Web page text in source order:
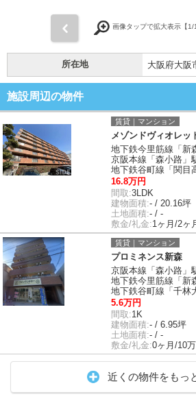
画像タップで拡大表示【1/
所在地 大阪府大阪
施設周辺の物件
賃貸｜マンション
メゾンドヴィオレッ
地下鉄今里筋線「新
京阪本線「森小路」
地下鉄谷町線「関目
16.8万円
間取:3LDK
建物面積:- / 20.16坪
土地面積:- / -
敷金/礼金:1ヶ月/2ヶ
賃貸｜マンション
プロミネンス新森
京阪本線「森小路」
地下鉄今里筋線「新
地下鉄谷町線「千林
5.6万円
間取:1K
建物面積:- / 6.95坪
土地面積:- / -
敷金/礼金:0ヶ月/10
近くの物件をもっ